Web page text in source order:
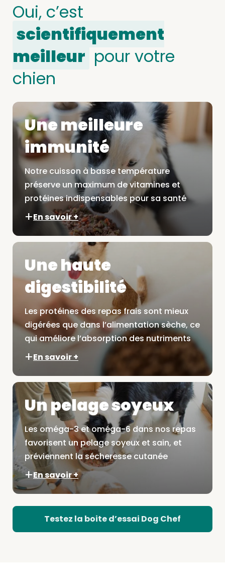
Oui, c’est
scientifiquement
meilleur pour votre
chien
Une meilleure
immunité
Notre cuisson à basse température
préserve un maximum de vitamines et
protéines indispensables pour sa santé
En savoir +
Une haute
digestibilité
Les protéines des repas frais sont mieux
digérées que dans l’alimentation sèche, ce
qui améliore l’absorption des nutriments
En savoir +
Un pelage soyeux
Les oméga-3 et oméga-6 dans nos repas
favorisent un pelage soyeux et sain, et
préviennent la sécheresse cutanée
En savoir +
Testez la boite d’essai Dog Chef